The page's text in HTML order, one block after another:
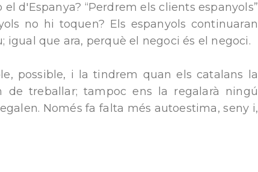
d'Espanya? “Perdrem els clients espanyols”
no hi toquen? Els espanyols continuaran
que ara, perquè el negoci és el negoci.
possible, i la tindrem quan els catalans la
treballar; tampoc ens la regalarà ningú
Només fa falta més autoestima, seny i,